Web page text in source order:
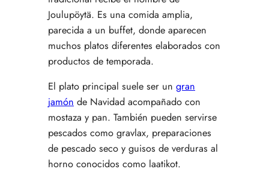
Joulupöytä. Es una comida amplia,
parecida a un buffet, donde aparecen
muchos platos diferentes elaborados con
productos de temporada.
El plato principal suele ser un gran
jamón de Navidad acompañado con
mostaza y pan. También pueden servirse
pescados como gravlax, preparaciones
de pescado seco y guisos de verduras al
horno conocidos como laatikot.